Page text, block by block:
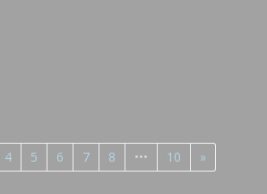
4 5 6 7 8 ••• 10 »